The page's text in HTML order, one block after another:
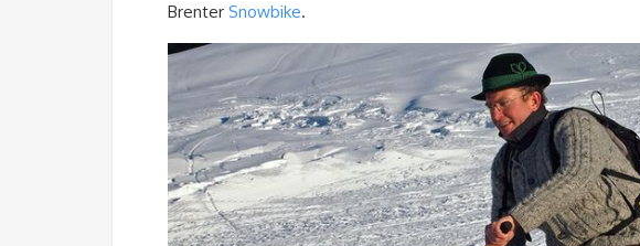
Brenter Snowbike.